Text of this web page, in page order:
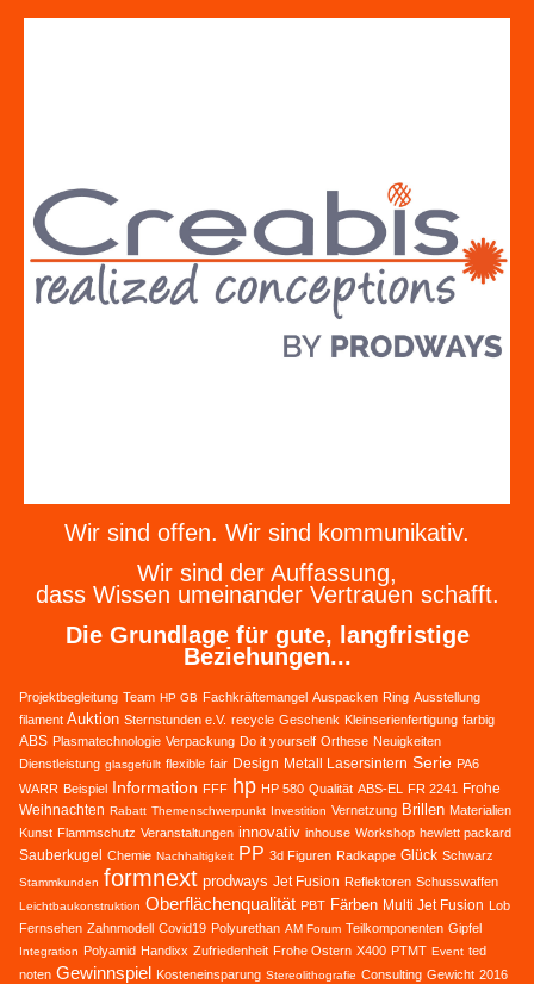
Wir sind offen. Wir sind kommunikativ.
Wir sind der Auffassung,
dass Wissen umeinander Vertrauen schafft.
Die Grundlage für gute, langfristige
Beziehungen...
Projektbegleitung Team HP GB Fachkräftemangel Auspacken Ring Ausstellung
filament Auktion Sternstunden e.V. recycle Geschenk Kleinserienfertigung farbig
ABS Plasmatechnologie Verpackung Do it yourself Orthese Neuigkeiten
Dienstleistung glasgefüllt flexible fair Design Metall Lasersintern Serie PA6
WARR Beispiel Information FFF hp HP 580 Qualität ABS-EL FR 2241
Frohe
Weihnachten Rabatt Themenschwerpunkt Investition Vernetzung Brillen Materialien
Kunst Flammschutz Veranstaltungen innovativ inhouse Workshop hewlett packard
Sauberkugel Chemie Nachhaltigkeit PP 3d Figuren Radkappe Glück Schwarz
Stammkunden formnext prodways Jet Fusion Reflektoren Schusswaffen
Leichtbaukonstruktion Oberflächenqualität PBT Färben Multi Jet Fusion Lob
Fernsehen Zahnmodell Covid19 Polyurethan AM Forum Teilkomponenten Gipfel
Integration Polyamid Handixx Zufriedenheit Frohe Ostern X400 PTMT Event ted
noten Gewinnspiel Kosteneinsparung Stereolithografie Consulting Gewicht 2016